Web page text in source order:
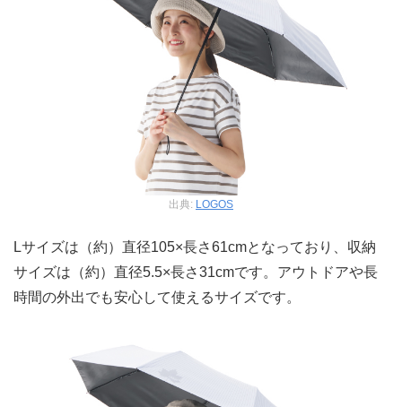
出典: LOGOS
Lサイズは（約）直径105×長さ61cmとなっており、収納
サイズは（約）直径5.5×長さ31cmです。アウトドアや長
時間の外出でも安心して使えるサイズです。